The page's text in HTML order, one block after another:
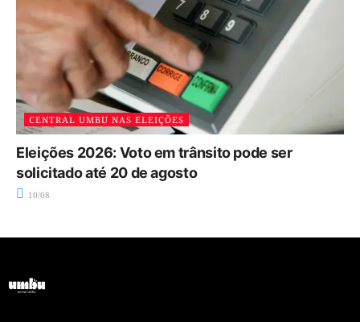
CENTRAL UMBU NAS ELEIÇÕES
Eleições 2026: Voto em trânsito pode ser
solicitado até 20 de agosto
10/08